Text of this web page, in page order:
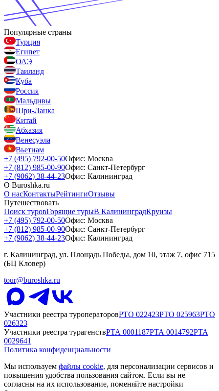
Популярные страны
Турция
Египет
ОАЭ
Таиланд
Куба
Россия
Мальдивы
Шри-Ланка
Китай
Абхазия
Венесуэла
Вьетнам
+7 (495) 792-00-50Офис: Москва
+7 (812) 985-00-90Офис: Санкт-Петербург
+7 (9062) 38-44-23Офис: Калининград
О Buroshka.ru
О насКонтактыРейтингиОтзывы
Путешествовать
Поиск туровГорящие турыВ КалининградКруизы
+7 (495) 792-00-50Офис: Москва
+7 (812) 985-00-90Офис: Санкт-Петербург
+7 (9062) 38-44-23Офис: Калининград
г. Калининград, ул. Площадь Победы, дом 10, этаж 7, офис 715
(БЦ Кловер)
tour@buroshka.ru
Участники реестра туроператоровРТО 022423РТО 025963РТО
026323
Участники реестра турагенствРТА 0001187РТА 0014792РТА
0029641
Политика конфиденциальности
Мы используем файлы cookie, для персонализации сервисов и
повышения удобства пользования сайтом. Если вы не
согласны на их использование, поменяйте настройки